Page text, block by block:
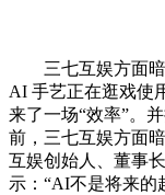
三七互娱方面暗
AI 手艺正在逛戏使
来了一场“效率”。
前，三七互娱方面
互娱创始人、董事
示：“AI不是将来的